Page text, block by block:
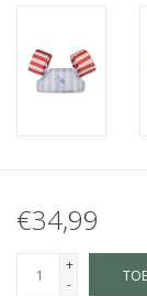
€34,99
+
-